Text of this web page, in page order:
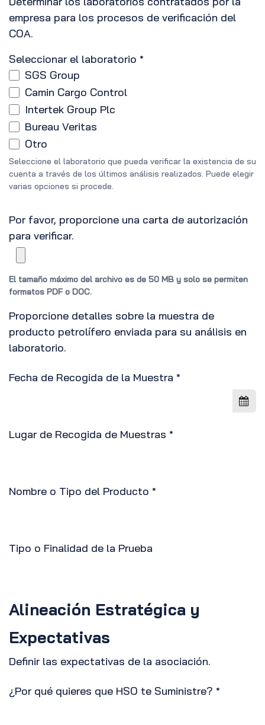
empresa para los procesos de verificación del
COA.
Seleccionar el laboratorio *
SGS Group
Camin Cargo Control
Intertek Group Plc
Bureau Veritas
Otro
Seleccione el laboratorio que pueda verificar la existencia de su
cuenta a través de los últimos análisis realizados. Puede elegir
varias opciones si procede.
Por favor, proporcione una carta de autorización
para verificar.
El tamaño máximo del archivo es de 50 MB y solo se permiten
formatos PDF o DOC.
Proporcione detalles sobre la muestra de
producto petrolífero enviada para su análisis en
laboratorio.
Fecha de Recogida de la Muestra *
Lugar de Recogida de Muestras *
Nombre o Tipo del Producto *
Tipo o Finalidad de la Prueba
Alineación Estratégica y
Expectativas
Definir las expectativas de la asociación.
¿Por qué quieres que HSO te Suministre? *